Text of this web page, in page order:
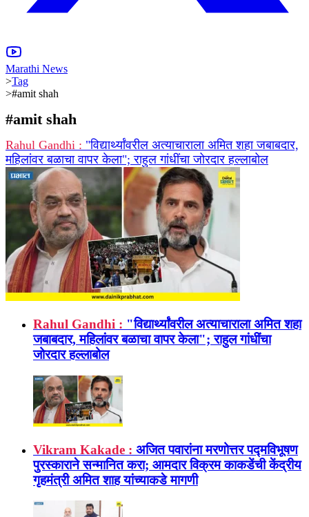
Marathi News
>Tag
>#amit shah
#amit shah
Rahul Gandhi : "विद्यार्थ्यांवरील अत्याचाराला अमित शहा जबाबदार,
महिलांवर बळाचा वापर केला"; राहुल गांधींचा जोरदार हल्लाबोल
Rahul Gandhi : "विद्यार्थ्यांवरील अत्याचाराला अमित शहा
जबाबदार, महिलांवर बळाचा वापर केला"; राहुल गांधींचा
जोरदार हल्लाबोल
Vikram Kakade : अजित पवारांना मरणोत्तर पद्मविभूषण
पुरस्काराने सन्मानित करा; आमदार विक्रम काकडेंची केंद्रीय
गृहमंत्री अमित शाह यांच्याकडे मागणी